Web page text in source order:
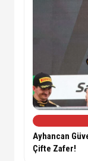
Ayhancan
Çifte Zafer!